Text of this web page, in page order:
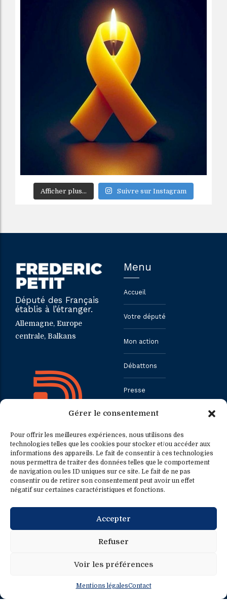
Gérer le consentement
Pour offrir les meilleures expériences, nous utilisons des
technologies telles que les cookies pour stocker et/ou accéder aux
informations des appareils. Le fait de consentir à ces technologies
nous permettra de traiter des données telles que le comportement
de navigation ou les ID uniques sur ce site. Le fait de ne pas
consentir ou de retirer son consentement peut avoir un effet
négatif sur certaines caractéristiques et fonctions.
Accepter
Refuser
Voir les préférences
Mentions légalesContact
Afficher plus... Suivre sur Instagram
Député des Français
établis à l’étranger.
Allemagne, Europe
centrale, Balkans
Menu
Accueil
Votre député
Mon action
Débattons
Presse
Contact
Contact
0033.1.40.63.75.31
Contact presse
presse@fredericpetit.eu